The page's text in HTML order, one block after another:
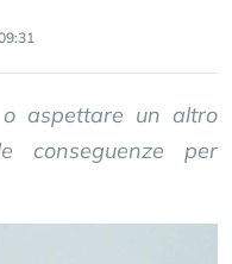
aspettare un altro
conseguenze per